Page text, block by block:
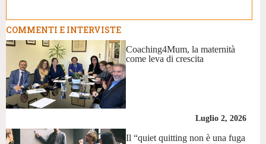
COMMENTI E INTERVISTE
Coaching4Mum, la maternità
come leva di crescita
Luglio 2, 2026
Il “quiet quitting non è una fuga